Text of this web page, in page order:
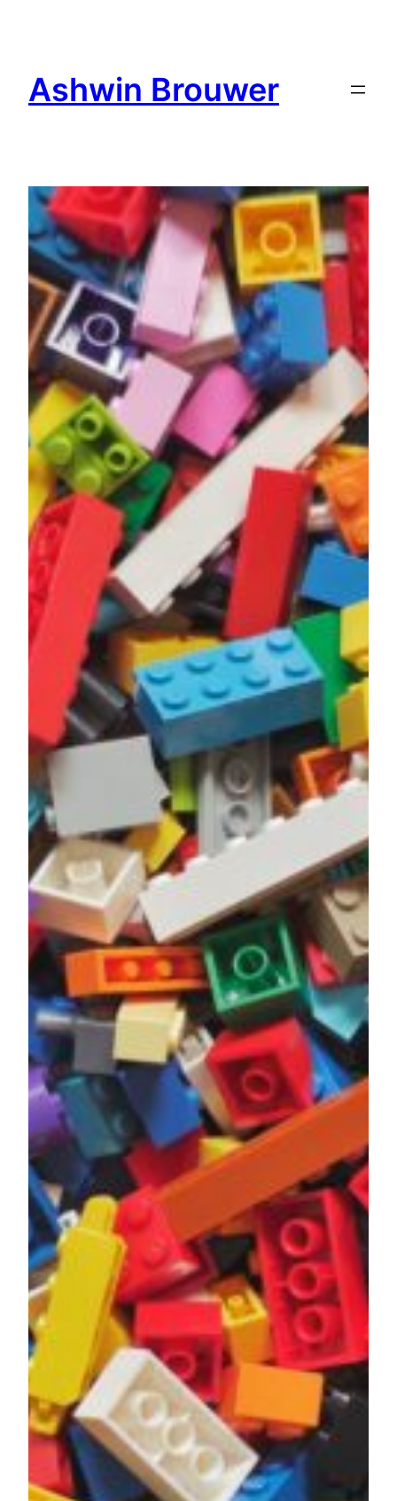
inhoud
Ashwin Brouwer